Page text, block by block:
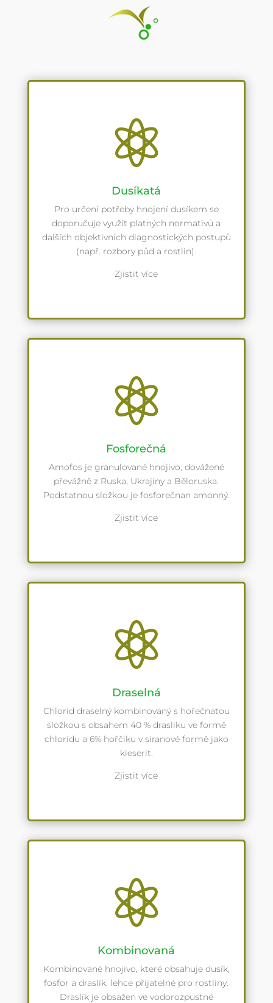

Dusíkatá
Pro určení potřeby hnojení dusíkem se
doporučuje využít platných normativů a
dalších objektivních diagnostických postupů
(např. rozbory půd a rostlin).
Zjistit více

Fosforečná
Amofos je granulované hnojivo, dovážené
převážně z Ruska, Ukrajiny a Běloruska.
Podstatnou složkou je fosforečnan amonný.
Zjistit více

Draselná
Chlorid draselný kombinovaný s hořečnatou
složkou s obsahem 40 % drasliku ve formě
chloridu a 6% hořčiku v siranové formě jako
kieserit.
Zjistit více

Kombinovaná
Kombinované hnojivo, které obsahuje dusík,
fosfor a draslík, lehce přijatelné pro rostliny.
Draslík je obsažen ve vodorozpustné